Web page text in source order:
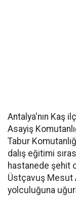
Antalya'nın Kaş
Asayiş
Tabur
dalış eğitimi
hastanede şehit
Üstçavuş Mesut
yolculuğuna